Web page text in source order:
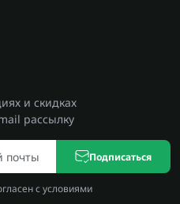
и скидках
рассылку
Подписаться
с условиями